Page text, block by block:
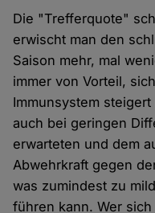
Die "Trefferquote"
erwischt man den
Saison mehr, mal
immer von Vorteil,
Immunsystem
auch bei geringen
erwarteten und dem
Abwehrkraft gegen
was zumindest zu
führen kann. Wer